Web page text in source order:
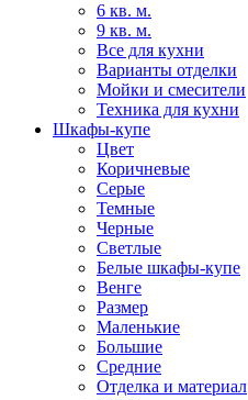
6 кв. м.
9 кв. м.
Все для кухни
Варианты отделки
Мойки и смесители
Техника для кухни
Шкафы-купе
Цвет
Коричневые
Серые
Темные
Черные
Светлые
Белые шкафы-купе
Венге
Размер
Маленькие
Большие
Средние
Отделка и материал